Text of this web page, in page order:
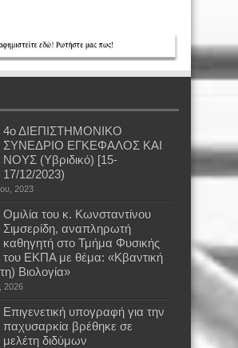
4ο ΔΙΕΠΙΣΤΗΜΟΝΙΚΟ
ΣΥΝΕΔΡΙΟ ΕΓΚΕΦΑΛΟΣ ΚΑΙ
ΝΟΥΣ (Υβριδικό) [15-
17/12/2023)
2023
Oμιλία του κ. Κωνσταντίνου
Σιμσερίδη, αναπληρωτή
καθηγητή στο Τμήμα Φυσικής
του ΕΚΠΑ με θέμα: «Κβαντική
Βιολογία»
2026
Επιγενετική υπογραφή για την
παχυσαρκία βρέθηκε σε
μελέτη διδύμων